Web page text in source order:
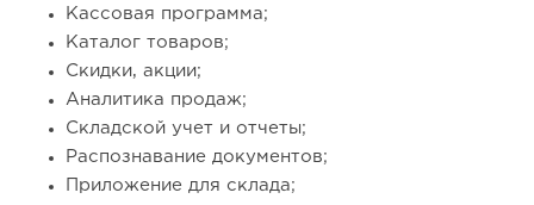
Кассовая программа;
Каталог товаров;
Скидки, акции;
Аналитика продаж;
Складской учет и отчеты;
Распознавание документов;
Приложение для склада;